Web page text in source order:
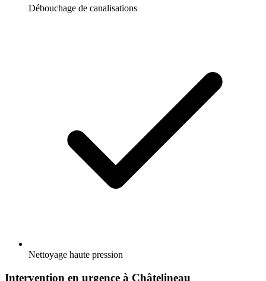
Débouchage de canalisations
Nettoyage haute pression
Intervention en urgence à Châtelineau